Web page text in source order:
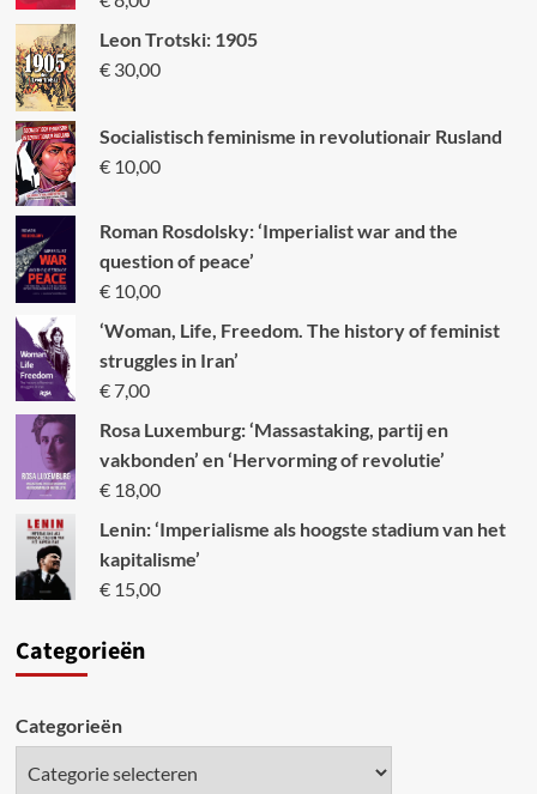
Leon Trotski: 1905
€30,00
Socialistisch feminisme in revolutionair Rusland
€10,00
Roman Rosdolsky: ‘Imperialist war and the
question of peace’
€10,00
‘Woman, Life, Freedom. The history of feminist
struggles in Iran’
€7,00
Rosa Luxemburg: ‘Massastaking, partij en
vakbonden’ en ‘Hervorming of revolutie’
€18,00
Lenin: ‘Imperialisme als hoogste stadium van het
kapitalisme’
€15,00
Categorieën
Categorieën